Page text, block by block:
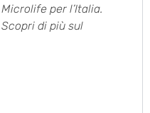
Microlife per l’Italia.
Scopri di più sul